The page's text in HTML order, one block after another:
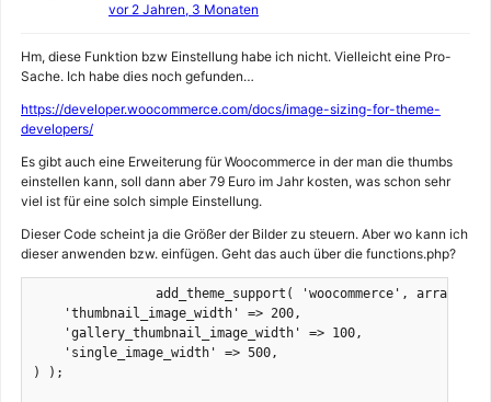
vor 2 Jahren, 3 Monaten
Hm, diese Funktion bzw Einstellung habe ich nicht. Vielleicht eine Pro-
Sache. Ich habe dies noch gefunden…
https://developer.woocommerce.com/docs/image-sizing-for-theme-
developers/
Es gibt auch eine Erweiterung für Woocommerce in der man die thumbs
einstellen kann, soll dann aber 79 Euro im Jahr kosten, was schon sehr
viel ist für eine solch simple Einstellung.
Dieser Code scheint ja die Größer der Bilder zu steuern. Aber wo kann ich
dieser anwenden bzw. einfügen. Geht das auch über die functions.php?
    'thumbnail_image_width' => 200,
    'gallery_thumbnail_image_width' => 100,
    'single_image_width' => 500,
) );